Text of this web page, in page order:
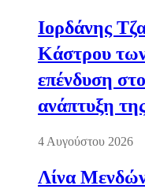
Ιορδάνης
Κάστρου
επένδυση
ανάπτυξη
4 Αυγούστου 2026
Λίνα